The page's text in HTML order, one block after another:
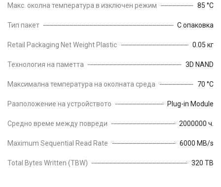
Макс. околна температура в изключен режим 85 °C
Тип пакет С опаковка
Retail Packaging Net Weight Plastic 0.05 кг
Технология на паметта 3D NAND
Максимална температура на околната среда 70 °C
Разположение на устройството Plug-in Module
Средно време между повреди 2000000 ч.
Maximum Sequential Read Rate 6000 MB/s
Total Bytes Written (TBW) 320 TB